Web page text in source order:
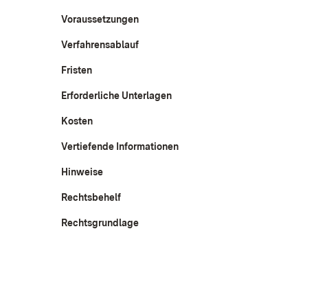
Voraussetzungen
Verfahrensablauf
Fristen
Erforderliche Unterlagen
Kosten
Vertiefende Informationen
Hinweise
Rechtsbehelf
Rechtsgrundlage